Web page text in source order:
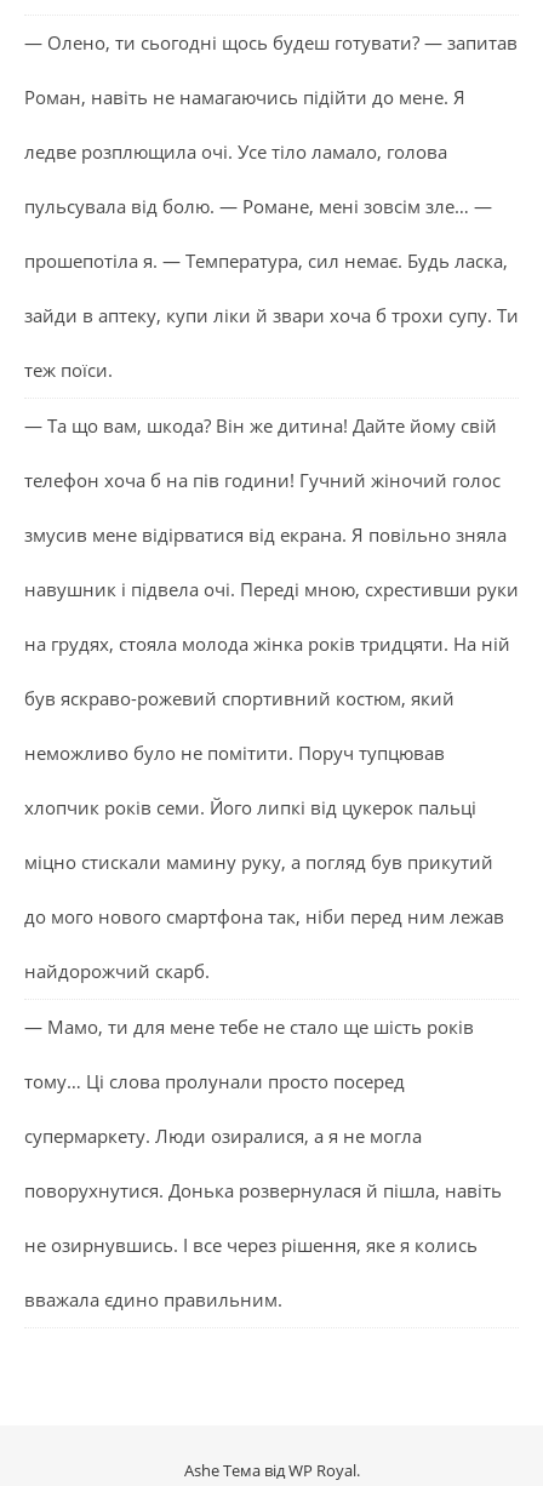
— Олено, ти сьогодні щось будеш готувати? — запитав
Роман, навіть не намагаючись підійти до мене. Я
ледве розплющила очі. Усе тіло ламало, голова
пульсувала від болю. — Романе, мені зовсім зле… —
прошепотіла я. — Температура, сил немає. Будь ласка,
зайди в аптеку, купи ліки й звари хоча б трохи супу. Ти
теж поїси.
— Та що вам, шкода? Він же дитина! Дайте йому свій
телефон хоча б на пів години! Гучний жіночий голос
змусив мене відірватися від екрана. Я повільно зняла
навушник і підвела очі. Переді мною, схрестивши руки
на грудях, стояла молода жінка років тридцяти. На ній
був яскраво-рожевий спортивний костюм, який
неможливо було не помітити. Поруч тупцював
хлопчик років семи. Його липкі від цукерок пальці
міцно стискали мамину руку, а погляд був прикутий
до мого нового смартфона так, ніби перед ним лежав
найдорожчий скарб.
— Мамо, ти для мене тебе не стало ще шість років
тому… Ці слова пролунали просто посеред
супермаркету. Люди озиралися, а я не могла
поворухнутися. Донька розвернулася й пішла, навіть
не озирнувшись. І все через рішення, яке я колись
вважала єдино правильним.
Ashe Тема відWP Royal.